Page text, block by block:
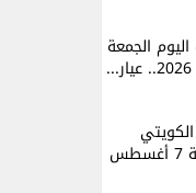
الجمعة
اليوم الجمعة 7 أغسطس